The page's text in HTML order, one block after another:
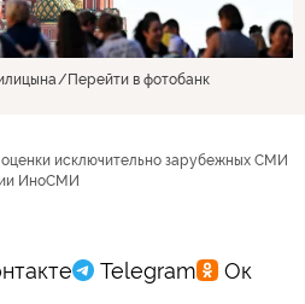
Перейти в фотобанк
исключительно зарубежных СМИ
ИноСМИ